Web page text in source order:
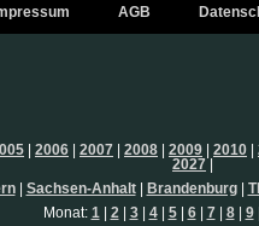
AGB
2006 2007 2008 2009 2010
2027
| Sachsen-Anhalt| Brandenburg|
Monat: 1 2 3| 4| 5| 6| 7 8| 9|